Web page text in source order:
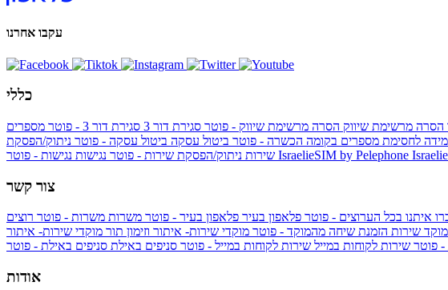
עקבו אחרנו
כללי
הסרה מרשימת שיווק הסרה מרשימת שיווק - פוטר סגירת דור 3 סגירת דור 3 - פוטר
מספרים
לחסימת מספרים בקומה הכשרה - פוטר ביטול עסקה ביטול עסקה - פוטר ניתוק/הפסקת
שירות ניתוק/הפסקת שירות - פוטר נגישות IsraelieSIM by Pelephone
צור קשר
איתנו בכל הערוצים - פוטר פלאפון בעיר פלאפון בעיר - פוטר משרות משרות - פוטר רוצים
שירות הזמנת שיחה מהמוקד - פוטר מוקדי שירות- איתור וזימון תור מוקדי שירות- איתור
- פוטר שירות לקוחות במייל שירות לקוחות במייל - פוטר סניפים באילת סניפים באילת - פוטר
אודות